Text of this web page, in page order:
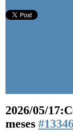
2026/05/
meses